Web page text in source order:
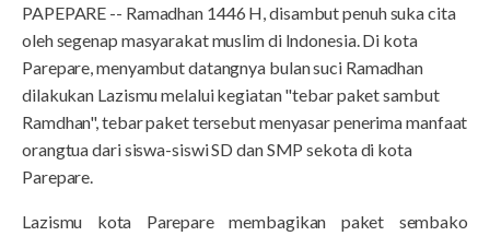
PAPEPARE -- Ramadhan 1446 H, disambut penuh suka cita
oleh segenap masyarakat muslim di Indonesia. Di kota
Parepare, menyambut datangnya bulan suci Ramadhan
dilakukan Lazismu melalui kegiatan "tebar paket sambut
Ramdhan", tebar paket tersebut menyasar penerima manfaat
orangtua dari siswa-siswi SD dan SMP sekota di kota
Parepare.
Lazismu kota Parepare membagikan paket sembako